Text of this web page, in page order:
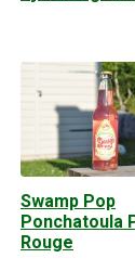
Swamp Pop
Ponchatoula
Rouge